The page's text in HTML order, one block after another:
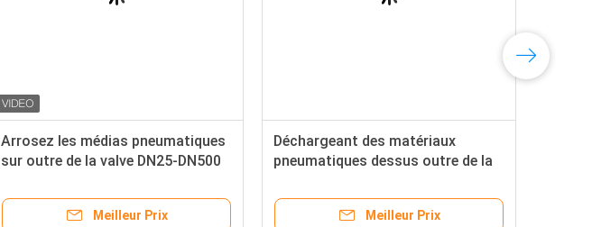
Arrosez les médias pneumatiques
sur outre de la valve DN25-DN500
contrôle aérien d'OIN 9001
Meilleur Prix
Déchargeant des matériaux
pneumatiques dessus outre de la
bouilloire de réaction de valve
Meilleur Prix